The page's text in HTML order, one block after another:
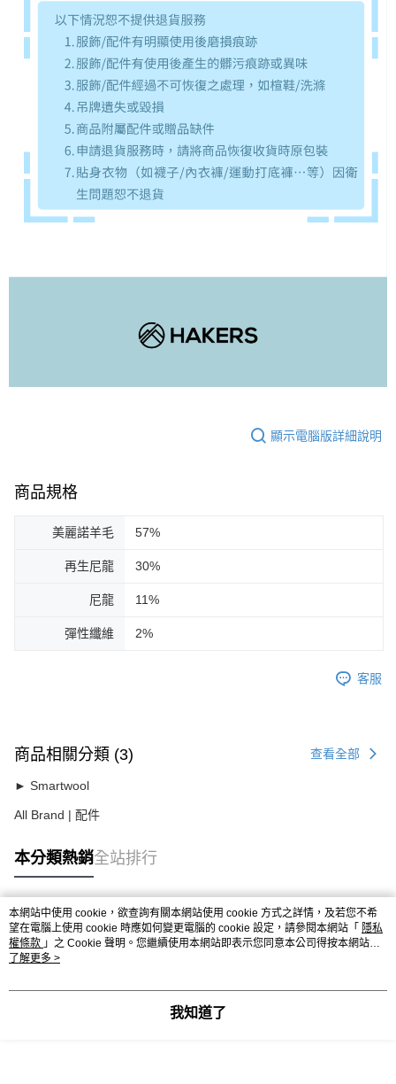
顯示電腦版詳細說明
商品規格
美麗諾羊毛 57%
再生尼龍 30%
尼龍 11%
彈性纖維 2%
客服
商品相關分類 (3) 查看全部
► Smartwool
All Brand | 配件
本分類熱銷全站排行
熱門標籤
本網站中使用 cookie，欲查詢有關本網站使用 cookie 方式之詳情，及若您不希
望在電腦上使用 cookie 時應如何變更電腦的 cookie 設定，請參閱本網站「 隱私
權條款 」之 Cookie 聲明。您繼續使用本網站即表示您同意本公司得按本網站使
用條款之 Cookie 聲明使用 cookie。
了解更多 >
我知道了